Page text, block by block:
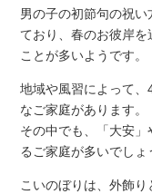
男の子の初節句の祝
ており、春のお彼岸
ことが多いようです。
地域や風習によって
なご家庭があります。
その中でも、「大安
るご家庭が多いでしょ
こいのぼりは、外飾